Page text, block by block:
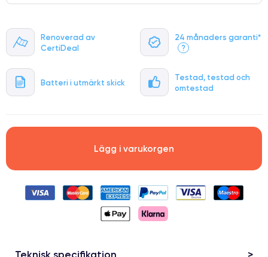
Renoverad av
CertiDeal
24 månaders garanti*
?
Batteri i utmärkt skick
Testad, testad och
omtestad
Lägg i varukorgen
Teknisk specifikation